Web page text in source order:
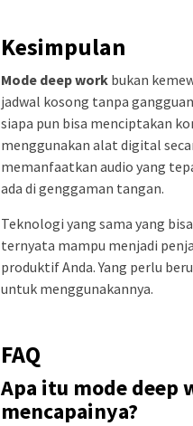
Kesimpulan
Mode deep work bukan
jadwal kosong tanpa
siapa pun bisa menciptakan
menggunakan alat digital
memanfaatkan audio yang
ada di genggaman tangan.
Teknologi yang sama yang
ternyata mampu menjadi
produktif Anda. Yang perlu
untuk menggunakannya.
FAQ
Apa itu mode deep
mencapainya?